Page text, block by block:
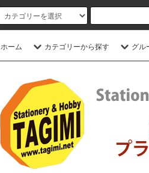
ホーム カテゴリーから探す グル